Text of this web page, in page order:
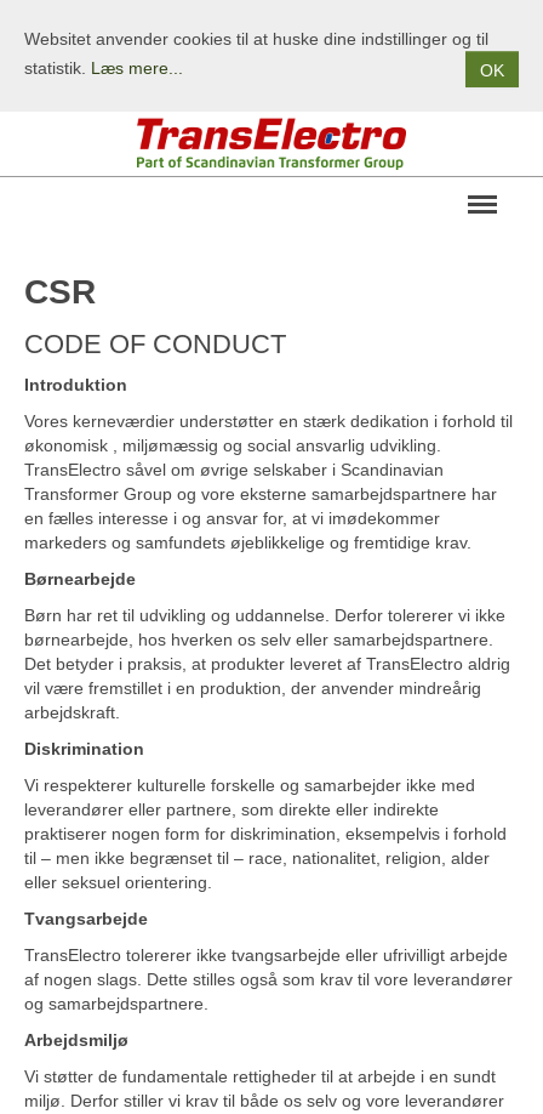
Websitet anvender cookies til at huske dine indstillinger og til
statistik. Læs mere... OK
FIRMAPROFIL
HISTORIE
PRIMÆRE BRANCHER
PRODUKTER
TERMS/BETINGELSER
CSR
CODE OF CONDUCT
Introduktion
Vores kerneværdier understøtter en stærk dedikation i forhold til
økonomisk , miljømæssig og social ansvarlig udvikling.
TransElectro såvel om øvrige selskaber i Scandinavian
Transformer Group og vore eksterne samarbejdspartnere har
en fælles interesse i og ansvar for, at vi imødekommer
markeders og samfundets øjeblikkelige og fremtidige krav.
Børnearbejde
Børn har ret til udvikling og uddannelse. Derfor tolererer vi ikke
børnearbejde, hos hverken os selv eller samarbejdspartnere.
Det betyder i praksis, at produkter leveret af TransElectro aldrig
vil være fremstillet i en produktion, der anvender mindreårig
arbejdskraft.
Diskrimination
Vi respekterer kulturelle forskelle og samarbejder ikke med
leverandører eller partnere, som direkte eller indirekte
praktiserer nogen form for diskrimination, eksempelvis i forhold
til – men ikke begrænset til – race, nationalitet, religion, alder
eller seksuel orientering.
Tvangsarbejde
TransElectro tolererer ikke tvangsarbejde eller ufrivilligt arbejde
af nogen slags. Dette stilles også som krav til vore leverandører
og samarbejdspartnere.
Arbejdsmiljø
Vi støtter de fundamentale rettigheder til at arbejde i en sundt
miljø. Derfor stiller vi krav til både os selv og vore leverandører